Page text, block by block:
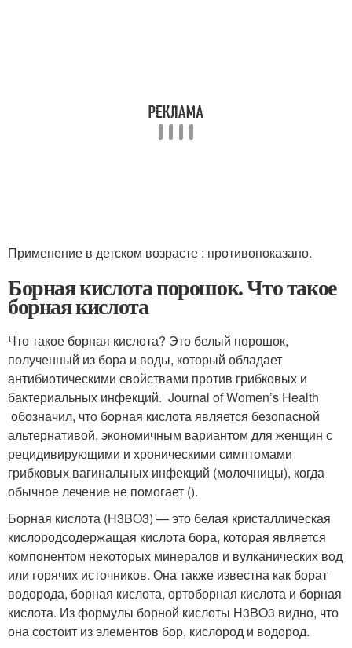
Применение в детском возрасте : противопоказано.
Борная кислота порошок. Что такое
борная кислота
Что такое борная кислота? Это белый порошок,
полученный из бора и воды, который обладает
антибиотическими свойствами против грибковых и
бактериальных инфекций. Journal of Women’s Health
обозначил, что борная кислота является безопасной
альтернативой, экономичным вариантом для женщин с
рецидивирующими и хроническими симптомами
грибковых вагинальных инфекций (молочницы), когда
обычное лечение не помогает ().
Борная кислота (H3BO3) — это белая кристаллическая
кислородсодержащая кислота бора, которая является
компонентом некоторых минералов и вулканических вод
или горячих источников. Она также известна как борат
водорода, борная кислота, ортоборная кислота и борная
кислота. Из формулы борной кислоты H3BO3 видно, что
она состоит из элементов бор, кислород и водород.